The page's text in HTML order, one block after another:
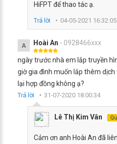
HiFPT để thao tác ạ.
Trả lời 04-05-2021 16:32:05
A Hoài An - 0928466xxx
ngày trước nhà em lắp truyền
giờ gia đình muốn lắp thêm
lại hợp đồng không ạ?
Trả lời 31-07-2020 18:00:34
Lê Thị Kim Vân
Cảm ơn anh Hoài An đã